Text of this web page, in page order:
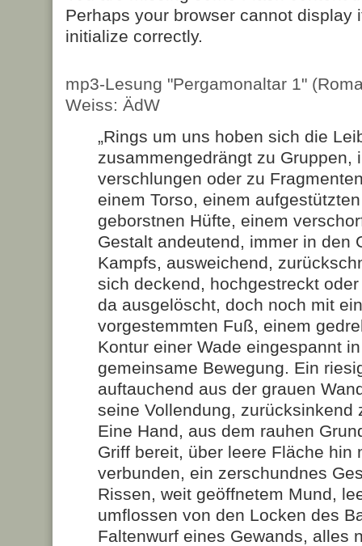
Perhaps your browser cannot display
initialize correctly.
mp3-Lesung "Pergamonaltar 1"
Weiss: ÄdW
„Rings um uns hoben sich die
zusammengedrängt zu Gruppen,
verschlungen oder zu
einem Torso, einem
geborstnen Hüfte, einem
Gestalt andeutend, immer in den
Kampfs, ausweichend,
sich deckend, hochgestreckt
da ausgelöscht, doch noch mit
vorgestemmten Fuß, einem
Kontur einer Wade eingespannt
gemeinsame Bewegung. Ein
auftauchend aus der grauen
seine Vollendung, zurücksinkend
Eine Hand, aus dem rauhen
Griff bereit, über leere Fläche hin
verbunden, ein zerschundnes
Rissen, weit geöffnetem Mund,
umflossen von den Locken des
Faltenwurf eines Gewands, alles